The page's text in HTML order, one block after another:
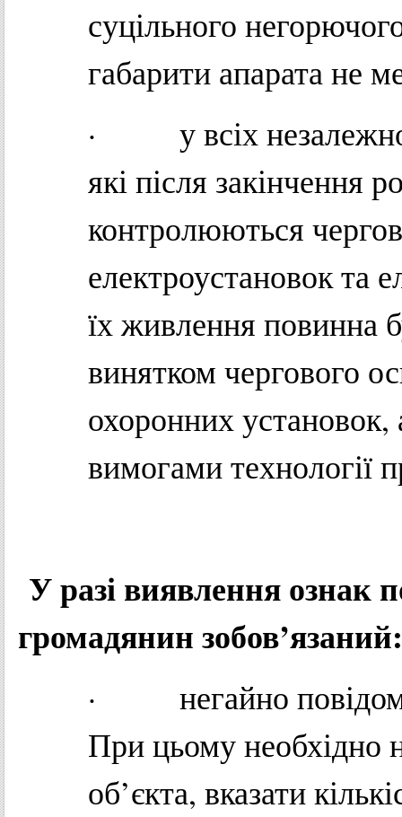
суцільного
габарити апарата не
· у всіх незалежно
які після закінчення
контролюються
електроустановок та
їх живлення повинна
винятком чергового
охоронних
вимогами технології
У разі виявлення ознак
громадянин зобов’язаний:
· негайно
При цьому необхідно
об’єкта, вказати